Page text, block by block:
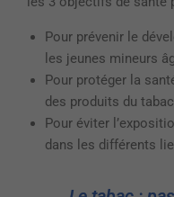
Pour prévenir le
les jeunes mineurs
Pour protéger la
des produits du
Pour éviter
dans les différents